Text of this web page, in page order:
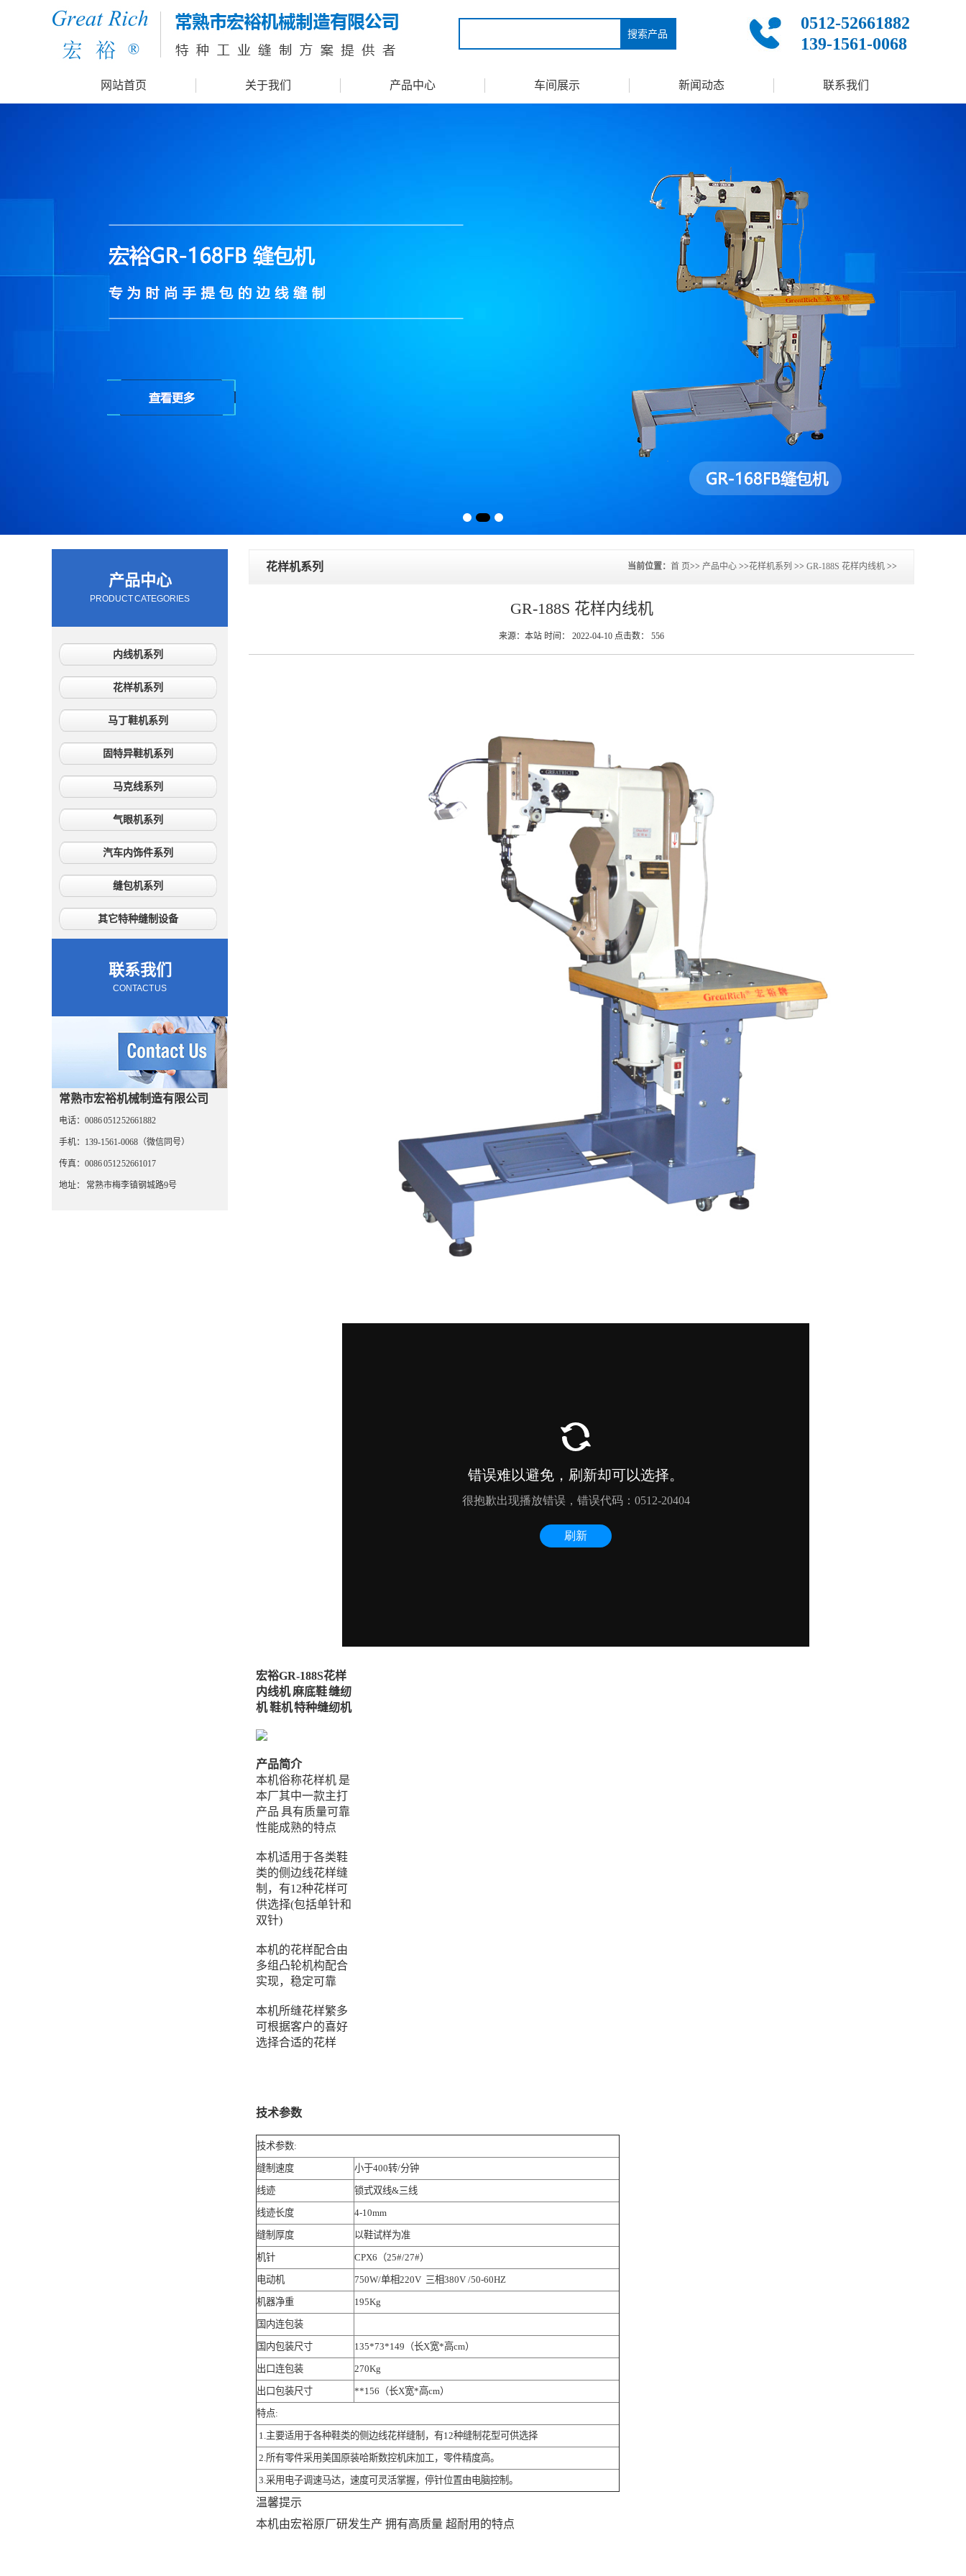
搜索产品
0512-52661882
139-1561-0068
网站首页 关于我们 产品中心 车间展示 新闻动态 联系我们
产品中心
PRODUCT CATEGORIES
内线机系列
花样机系列
马丁鞋机系列
固特异鞋机系列
马克线系列
气眼机系列
汽车内饰件系列
缝包机系列
其它特种缝制设备
联系我们
CONTACT US
常熟市宏裕机械制造有限公司
电话：0086 0512 52661882
手机：139-1561-0068（微信同号）
传真：0086 0512 52661017
地址： 常熟市梅李镇钢城路9号
花样机系列 当前位置： 首 页>> 产品中心 >>花样机系列 >> GR-188S 花样内线机 >>
GR-188S 花样内线机
来源：本站 时间： 2022-04-10 点击数： 556
宏裕GR-188S花样
内线机 麻底鞋 缝纫
机 鞋机 特种缝纫机
产品简介
本机俗称花样机 是
本厂其中一款主打
产品 具有质量可靠
性能成熟的特点
本机适用于各类鞋
类的侧边线花样缝
制，有12种花样可
供选择(包括单针和
双针)
本机的花样配合由
多组凸轮机构配合
实现，稳定可靠
本机所缝花样繁多
可根据客户的喜好
选择合适的花样
技术参数
技术参数:
缝制速度 小于400转/分钟
线迹 锁式双线&三线
线迹长度 4-10mm
缝制厚度 以鞋试样为准
机针 CPX6（25#/27#）
电动机 750W/单相220V 三相380V /50-60HZ
机器净重 195Kg
国内连包装
国内包装尺寸 135*73*149 （长X宽*高cm）
出口连包装 270Kg
出口包装尺寸 **156（长X宽*高cm）
特点:
1.主要适用于各种鞋类的侧边线花样缝制，有12种缝制花型可供选择
2.所有零件采用美国原装哈斯数控机床加工，零件精度高。
3.采用电子调速马达，速度可灵活掌握，停针位置由电脑控制。
温馨提示
本机由宏裕原厂研发生产 拥有高质量 超耐用的特点